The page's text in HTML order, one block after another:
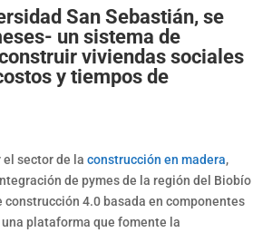
San Sebastián, se
un sistema de
viviendas sociales
y tiempos de
el sector de laconstrucción en madera,
de pymes de la región del Biobío
4.0 basada en componentes
plataforma que fomente la